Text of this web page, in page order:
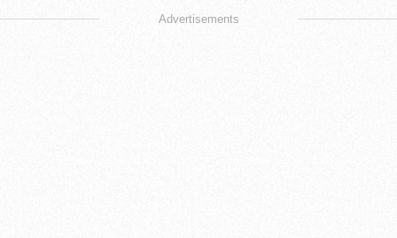
Advertisements